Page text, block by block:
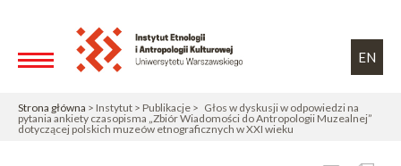
EN
Strona główna > Instytut > Publikacje > Głos w dyskusji w odpowiedzi na
pytania ankiety czasopisma „Zbiór Wiadomości do Antropologii Muzealnej”
dotyczącej polskich muzeów etnograficznych w XXI wieku